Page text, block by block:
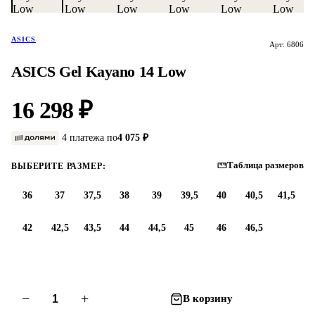
ASICS
Арт: 6806
ASICS Gel Kayano 14 Low
16 298 ₽
4 платежа по4 075 ₽
ВЫБЕРИТЕ РАЗМЕР: Таблица размеров
36 37 37,5 38 39 39,5 40 40,5 41,5
42 42,5 43,5 44 44,5 45 46 46,5
− + В корзину